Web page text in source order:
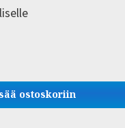
ostoskoriin